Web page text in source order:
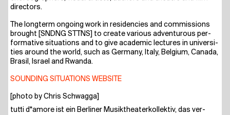
directors.
The long­term ongo­ing work in resi­den­ci­es and com­mis­si­ons
brought [SNDNG STTNS] to crea­te various adven­tur­ous per­
for­ma­ti­ve situa­tions and to give aca­de­mic lec­tures in uni­ver­si­
ties around the world, such as Ger­ma­ny, Ita­ly, Bel­gi­um, Cana­da,
Bra­sil, Isra­el and Rwanda.
SOUND­ING SITUA­TIONS WEBSITE
[pho­to by Chris Schwagga]
tut­ti d*amore ist ein Ber­li­ner Musik­thea­ter­kol­lek­tiv, das ver­